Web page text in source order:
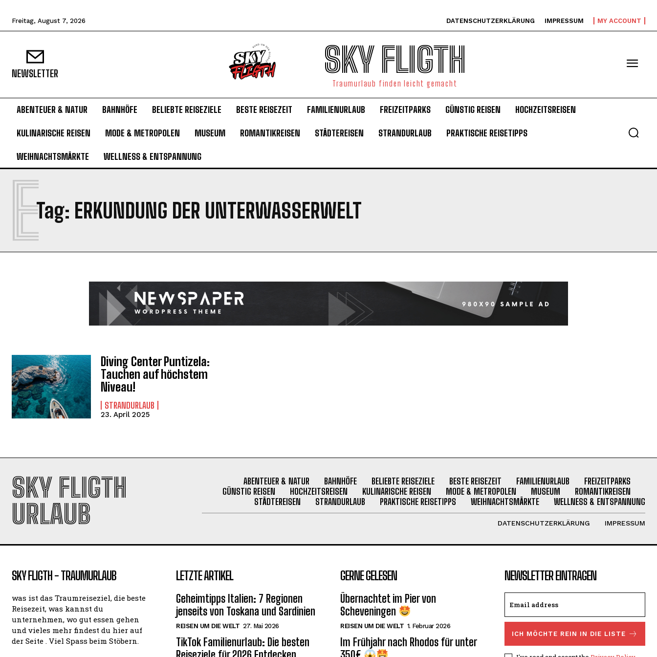
I WANT IN
Privacy Policy.
Freitag, August 7, 2026 DATENSCHUTZERKLÄRUNG IMPRESSUM MY ACCOUNT
NEWSLETTER SKY FLIGTH
Traumurlaub finden leicht gemacht
ABENTEUER & NATUR BAHNHÖFE BELIEBTE REISEZIELE BESTE REISEZEIT FAMILIENURLAUB FREIZEITPARKS GÜNSTIG REISEN HOCHZEITSREISEN
KULINARISCHE REISEN MODE & METROPOLEN MUSEUM ROMANTIKREISEN STÄDTEREISEN STRANDURLAUB PRAKTISCHE REISETIPPS
WEIHNACHTSMÄRKTE WELLNESS & ENTSPANNUNG
Tag: ERKUNDUNG DER UNTERWASSERWELT
E
Diving Center Puntizela:
Tauchen auf höchstem
Niveau!
STRANDURLAUB
23. April 2025
SKY FLIGTH
URLAUB
ABENTEUER & NATUR BAHNHÖFE BELIEBTE REISEZIELE BESTE REISEZEIT FAMILIENURLAUB
FREIZEITPARKS
GÜNSTIG REISEN
HOCHZEITSREISEN KULINARISCHE REISEN MODE & METROPOLEN MUSEUM
ROMANTIKREISEN
STÄDTEREISEN
STRANDURLAUB PRAKTISCHE REISETIPPS WEIHNACHTSMÄRKTE WELLNESS & ENTSPANNUNG
DATENSCHUTZERKLÄRUNG IMPRESSUM
SKY FLIGTH - TRAUMURLAUB
was ist das Traumreiseziel, die beste
Reisezeit, was kannst du
unternehmen, wo gut essen gehen
und vieles mehr findest du hier auf
der Seite . Viel Spass beim Stöbern.
LETZTE ARTIKEL
Geheimtipps Italien: 7 Regionen
jenseits von Toskana und Sardinien
REISEN UM DIE WELT 27. Mai 2026
TikTok Familienurlaub: Die besten
GERNE GELESEN
Übernachtet im Pier von
Scheveningen
REISEN UM DIE WELT 1. Februar 2026
Im Frühjahr nach Rhodos für unter
NEWSLETTER EINTRAGEN
ICH MÖCHTE REIN IN DIE LISTE